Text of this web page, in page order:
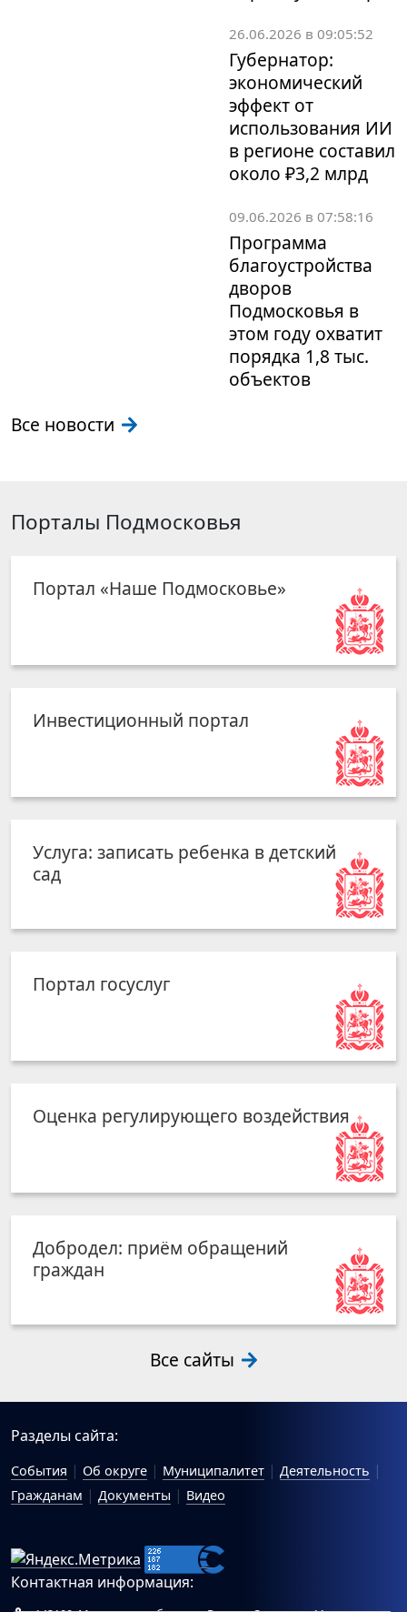
26.06.2026 в 09:05:52
Губернатор:
экономический
эффект от
использования ИИ
в регионе составил
около ₽3,2 млрд
09.06.2026 в 07:58:16
Программа
благоустройства
дворов
Подмосковья в
этом году охватит
порядка 1,8 тыс.
объектов
Все новости
Порталы Подмосковья
Портал «Наше Подмосковье»
Инвестиционный портал
Услуга: записать ребенка в детский
сад
Портал госуслуг
Оценка регулирующего воздействия
Добродел: приём обращений
граждан
Все сайты
Разделы сайта:
События Об округе Муниципалитет
Деятельность
Гражданам
Документы Видео
Контактная информация: